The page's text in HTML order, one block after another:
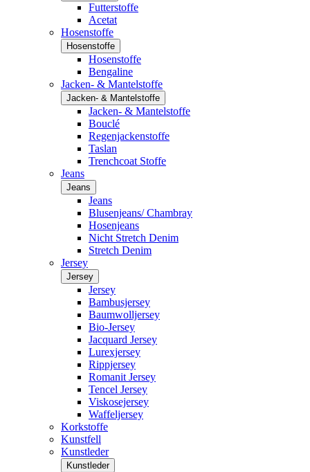
Futterstoffe
Acetat
Hosenstoffe
Hosenstoffe
Hosenstoffe
Bengaline
Jacken- & Mantelstoffe
Jacken- & Mantelstoffe
Jacken- & Mantelstoffe
Bouclé
Regenjackenstoffe
Taslan
Trenchcoat Stoffe
Jeans
Jeans
Jeans
Blusenjeans/ Chambray
Hosenjeans
Nicht Stretch Denim
Stretch Denim
Jersey
Jersey
Jersey
Bambusjersey
Baumwolljersey
Bio-Jersey
Jacquard Jersey
Lurexjersey
Rippjersey
Romanit Jersey
Tencel Jersey
Viskosejersey
Waffeljersey
Korkstoffe
Kunstfell
Kunstleder
Kunstleder